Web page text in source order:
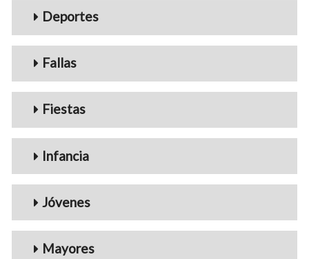
Deportes
Fallas
Fiestas
Infancia
Jóvenes
Mayores